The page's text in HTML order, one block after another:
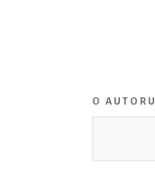
O AUTORU